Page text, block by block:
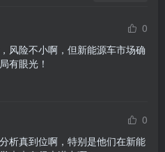
0
风险不小啊，但新能源车市场确
有眼光！
0
析真到位啊，特别是他们在新能